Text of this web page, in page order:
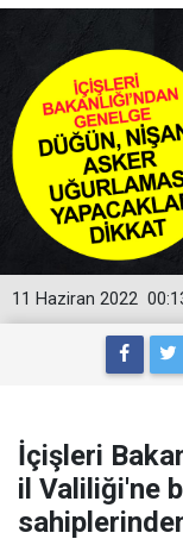
11 Haziran 2022
İçişleri
il Valiliği'ne